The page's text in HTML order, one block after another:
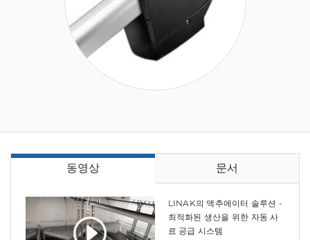
동영상 문서
LINAK의 액추에이터 솔루션 -
최적화된 생산을 위한 자동 사
료 공급 시스템